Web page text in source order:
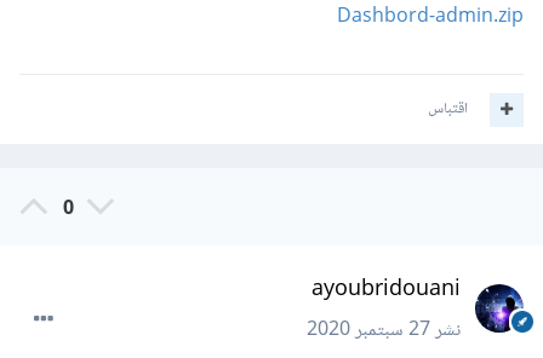
Dashbord-admin.zip
اقتباس
0
ayoubridouani
نشر27 سبتمبر 2020